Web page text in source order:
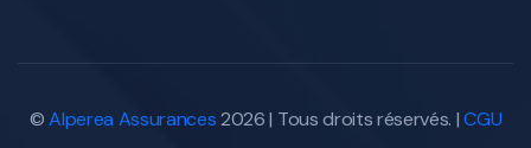
©Alperea Assurances2026 | Tous droits réservés. |CGU